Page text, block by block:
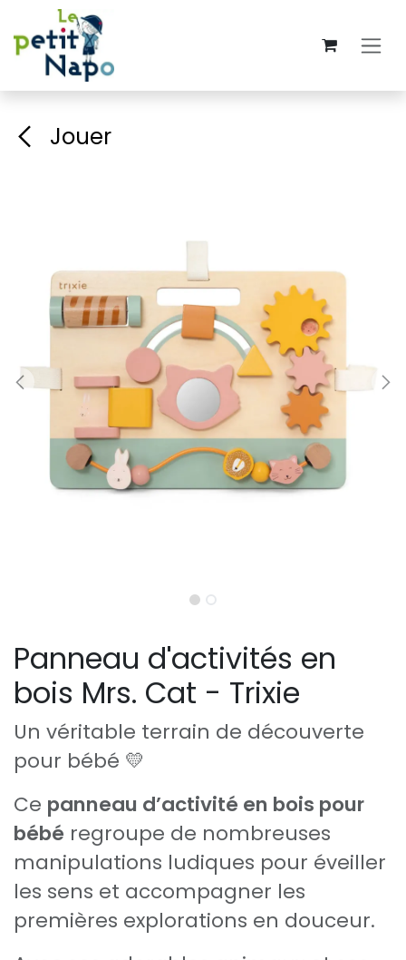
Se rendre au contenu
Jouer
Panneau d'activités en
bois Mrs. Cat - Trixie
Un véritable terrain de découverte
pour bébé 💛
Ce panneau d’activité en bois pour
bébé regroupe de nombreuses
manipulations ludiques pour éveiller
les sens et accompagner les
premières explorations en douceur.